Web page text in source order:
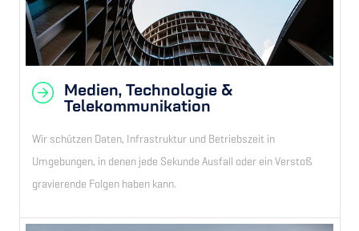
Medien, Technologie &
Telekommunikation
Wir schützen Daten, Infrastruktur und Betriebszeit in
Umgebungen, in denen jede Sekunde Ausfall oder ein Verstoß
gravierende Folgen haben kann.